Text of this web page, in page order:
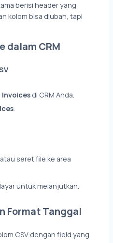
berisi header yang
kolom bisa diubah, tapi
dalam CRM
Invoicesdi CRM Anda.
.
seret file ke area
untuk melanjutkan.
Format Tanggal
CSV dengan field yang